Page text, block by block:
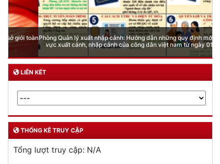
Phòng Quản lý xuất nhập cảnh: Hướng dẫn những quy định mới trong lĩnh
vực xuất cảnh, nhập cảnh của công dân việt nam từ ngày 01/7/2026
LIÊN KẾT
THỐNG KÊ TRUY CẬP
Tổng lượt truy cập: N/A